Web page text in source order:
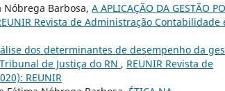
Nóbrega Barbosa, A APLICAÇÃO DA GESTÃO
Revista de Administração Contabilidade
dos determinantes de desempenho da
de Justiça do RN , REUNIR Revista de
REUNIR